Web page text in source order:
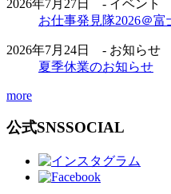
2026年7月27日 - イベント
お仕事発見隊2026＠富
2026年7月24日 - お知らせ
夏季休業のお知らせ
more
公式SNSSOCIAL